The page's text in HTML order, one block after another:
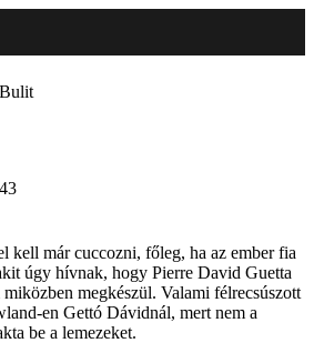
kell már cuccozni, főleg, ha az ember fia
úgy hívnak, hogy Pierre David Guetta
miközben megkészül. Valami félrecsúszott
en Gettó Dávidnál, mert nem a
be a lemezeket.